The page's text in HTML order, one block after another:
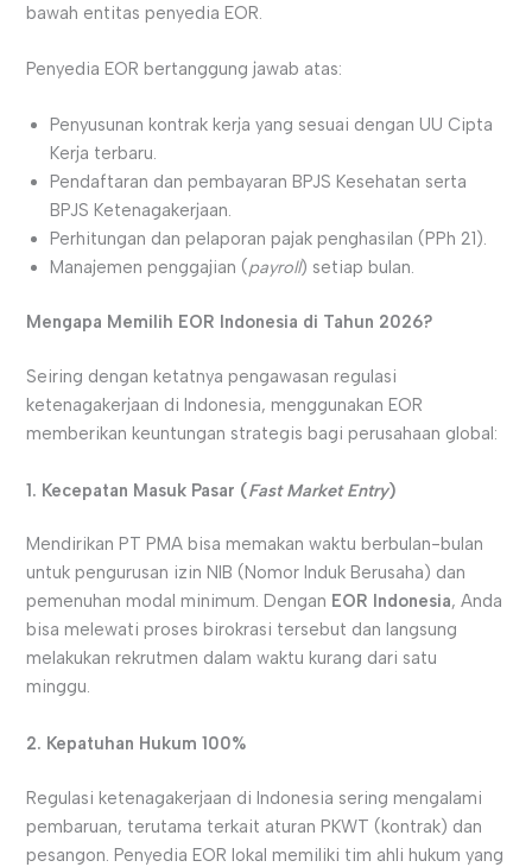
bawah entitas penyedia EOR.
Penyedia EOR bertanggung jawab atas:
Penyusunan kontrak kerja yang sesuai dengan UU Cipta
Kerja terbaru.
Pendaftaran dan pembayaran BPJS Kesehatan serta
BPJS Ketenagakerjaan.
Perhitungan dan pelaporan pajak penghasilan (PPh 21).
Manajemen penggajian (payroll) setiap bulan.
Mengapa Memilih EOR Indonesia di Tahun 2026?
Seiring dengan ketatnya pengawasan regulasi
ketenagakerjaan di Indonesia, menggunakan EOR
memberikan keuntungan strategis bagi perusahaan global:
1. Kecepatan Masuk Pasar (Fast Market Entry)
Mendirikan PT PMA bisa memakan waktu berbulan-bulan
untuk pengurusan izin NIB (Nomor Induk Berusaha) dan
pemenuhan modal minimum. Dengan EOR Indonesia, Anda
bisa melewati proses birokrasi tersebut dan langsung
melakukan rekrutmen dalam waktu kurang dari satu
minggu.
2. Kepatuhan Hukum 100%
Regulasi ketenagakerjaan di Indonesia sering mengalami
pembaruan, terutama terkait aturan PKWT (kontrak) dan
pesangon. Penyedia EOR lokal memiliki tim ahli hukum yang